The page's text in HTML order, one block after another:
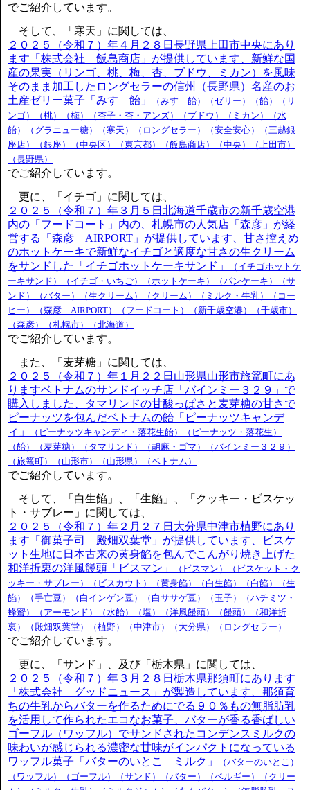
でご紹介しています。
そして、「寒天」に関しては、
２０２５（令和７）年４月２８日長野県上田市中央にあり
ます「株式会社 飯島商店」が提供しています、新鮮な国
産の果実（リンゴ、桃、梅、杏、ブドウ、ミカン）を風味
そのまま加工したロングセラーの信州（長野県）名産のお
土産ゼリー菓子「みすゞ飴」
（みすゞ飴）（ゼリー）（飴）（リ
ンゴ）（桃）（梅）（杏子・杏・アンズ）（ブドウ）（ミカン）（水
飴）（グラニュー糖）（寒天）（ロングセラー）（安全安心）（三越銀
座店）（銀座）（中央区）（東京都）（飯島商店）（中央）（上田市）
（長野県）
でご紹介しています。
更に、「イチゴ」に関しては、
２０２５（令和７）年３月５日北海道千歳市の新千歳空港
内の「フードコート」内の、札幌市の人気店「森彦」が経
営する「森彦 AIRPORT」が提供しています、甘さ控えめ
のホットケーキで新鮮なイチゴと適度な甘さの生クリーム
をサンドした「イチゴホットケーキサンド」
（イチゴホットケ
ーキサンド）（イチゴ・いちご）（ホットケーキ）（パンケーキ）（サ
ンド）（バター）（生クリーム）（クリーム）（ミルク・牛乳）（コー
ヒー）（森彦 AIRPORT）（フードコート）（新千歳空港）（千歳市）
（森彦）（札幌市）（北海道）
でご紹介しています。
また、「麦芽糖」に関しては、
２０２５（令和７）年１月２２日山形県山形市旅篭町にあ
りますベトナムのサンドイッチ店「バインミー３２９」で
購入しました、タマリンドの甘酸っぱさと麦芽糖の甘さで
ピーナッツを包んだベトナムの飴「ピーナッツキャンデ
ィ」
（ピーナッツキャンディ・落花生飴）（ピーナッツ・落花生）
（飴）（麦芽糖）（タマリンド）（胡麻・ゴマ）（バインミー３２９）
（旅篭町）（山形市）（山形県）（ベトナム）
でご紹介しています。
そして、「白生餡」、「生餡」、「クッキー・ビスケッ
ト・サブレー」に関しては、
２０２５（令和７）年２月２７日大分県中津市植野にあり
ます「御菓子司 殿畑双葉堂」が提供しています、ビスケ
ット生地に日本古来の黄身餡を包んでこんがり焼き上げた
和洋折衷の洋風饅頭「ビスマン」
（ビスマン）（ビスケット・ク
ッキー・サブレー）（ビスカウト）（黄身餡）（白生餡）（白餡）（生
餡）（手亡豆）（白インゲン豆）（白ササゲ豆）（玉子）（ハチミツ・
蜂蜜）（アーモンド）（水飴）（塩）（洋風饅頭）（饅頭）（和洋折
衷）（殿畑双葉堂）（植野）（中津市）（大分県）（ロングセラー）
でご紹介しています。
更に、「サンド」、及び「栃木県」に関しては、
２０２５（令和７）年３月２８日栃木県那須町にあります
「株式会社 グッドニュース」が製造しています、那須育
ちの牛乳からバターを作るためにでる９０％もの無脂肪乳
を活用して作られたエコなお菓子、バターが香る香ばしい
ゴーフル（ワッフル）でサンドされたコンデンスミルクの
味わいが感じられる濃密な甘味がインパクトになっている
ワッフル菓子「バターのいとこ ミルク」
（バターのいとこ）
（ワッフル）（ゴーフル）（サンド）（バター）（ベルギー）（クリー